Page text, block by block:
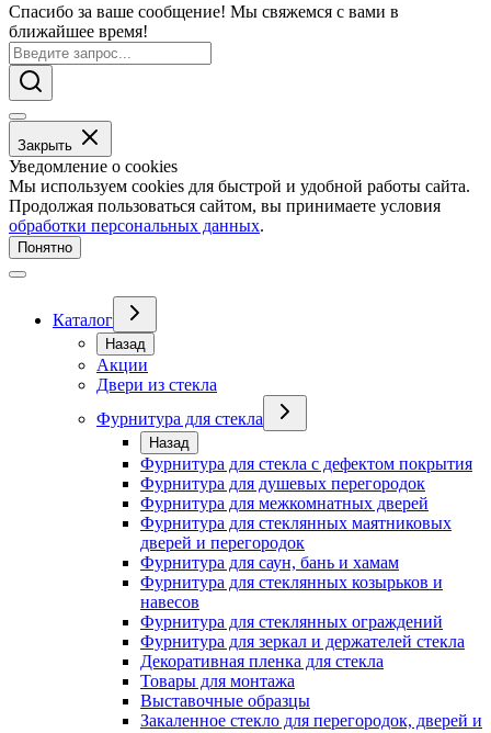
Спасибо за ваше сообщение! Мы свяжемся с вами в
ближайшее время!
Закрыть
Уведомление о cookies
Мы используем cookies для быстрой и удобной работы сайта.
Продолжая пользоваться сайтом, вы принимаете условия
обработки персональных данных.
Понятно
Каталог
Назад
Акции
Двери из стекла
Фурнитура для стекла
Назад
Фурнитура для стекла с дефектом покрытия
Фурнитура для душевых перегородок
Фурнитура для межкомнатных дверей
Фурнитура для стеклянных маятниковых
дверей и перегородок
Фурнитура для саун, бань и хамам
Фурнитура для стеклянных козырьков и
навесов
Фурнитура для стеклянных ограждений
Фурнитура для зеркал и держателей стекла
Декоративная пленка для стекла
Товары для монтажа
Выставочные образцы
Закаленное стекло для перегородок, дверей и